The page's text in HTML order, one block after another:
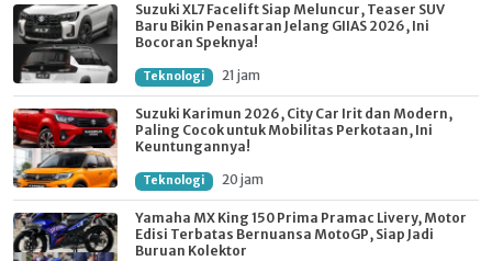
Suzuki XL7 Facelift Siap Meluncur, Teaser SUV
Baru Bikin Penasaran Jelang GIIAS 2026, Ini
Bocoran Speknya!
Teknologi 21 jam
Suzuki Karimun 2026, City Car Irit dan Modern,
Paling Cocok untuk Mobilitas Perkotaan, Ini
Keuntungannya!
Teknologi 20 jam
Yamaha MX King 150 Prima Pramac Livery, Motor
Edisi Terbatas Bernuansa MotoGP, Siap Jadi
Buruan Kolektor